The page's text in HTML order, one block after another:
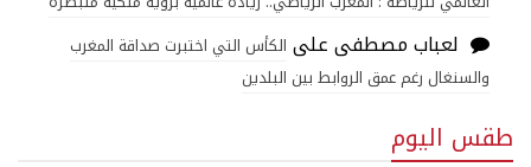
لعباب مصطفىعلى الكأس التي اختبرت صداقة المغرب
والسنغال رغم عمق الروابط بين البلدين
طقس اليوم